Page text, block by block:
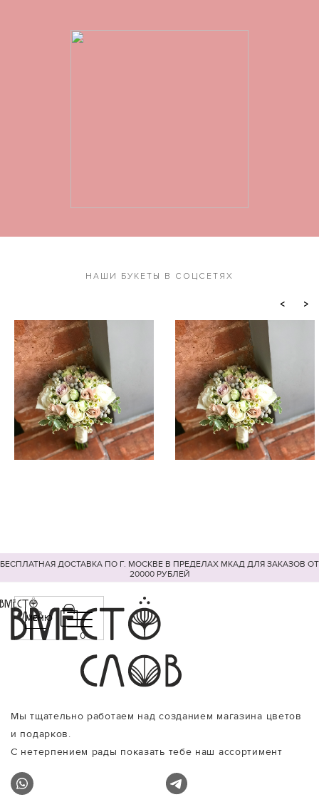
НАШИ БУКЕТЫ В СОЦСЕТЯХ
< >
БЕСПЛАТНАЯ ДОСТАВКА ПО Г. МОСКВЕ В ПРЕДЕЛАХ МКАД ДЛЯ ЗАКАЗОВ ОТ
20000 РУБЛЕЙ
МЕНЮ
0
Мы тщательно работаем над созданием магазина цветов
и подарков.
С нетерпением рады показать тебе наш ассортимент